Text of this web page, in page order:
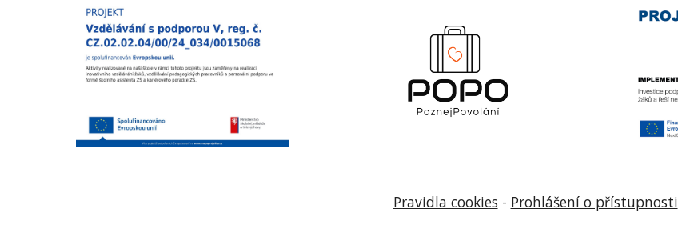
Pravidla cookies - Prohlášení o přístupnosti